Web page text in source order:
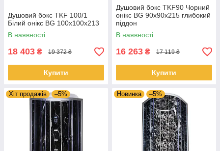
Душовий бокс TKF 100/1
Білий онікс BG 100x100x213
В наявності
18 403 ₴ 19 372 ₴
Купити
Душовий бокс TKF90 Чорний
онікс BG 90x90x215 глибокий
піддон
В наявності
16 263 ₴ 17 119 ₴
Купити
Хіт продажів –5% Новинка –5%